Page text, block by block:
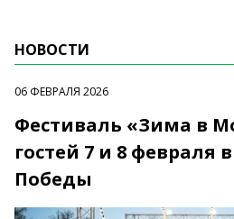
НОВОСТИ
06 ФЕВРАЛЯ 2026
Фестиваль «Зима в
гостей 7 и 8 февраля
Победы